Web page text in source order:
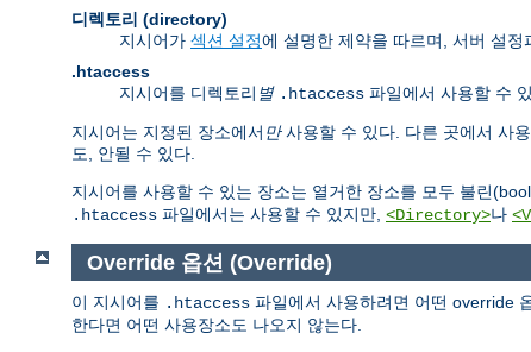
디렉토리 (directory)
지시어가 섹션 설정에 설명한 제약을 따르며, 서버 설정
.htaccess
지시어를 디렉토리 별 .htaccess 파일에서 사용할 수
지시어는 지정된 장소에서 만사용할 수 있다. 다른 곳에서 사
도, 안될 수 있다.
지시어를 사용할 수 있는 장소는 열거한 장소를 모두 불린
.htaccess 파일에서는 사용할 수 있지만, <Directory>나
Override 옵션 (Override)
이 지시어를 .htaccess 파일에서 사용하려면 어떤 override
한다면 어떤 사용장소도 나오지 않는다.